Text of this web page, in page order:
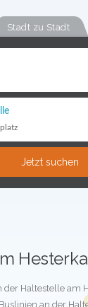
Stadt zu Stadt
Jetzt suchen
Haltestelle am
an der